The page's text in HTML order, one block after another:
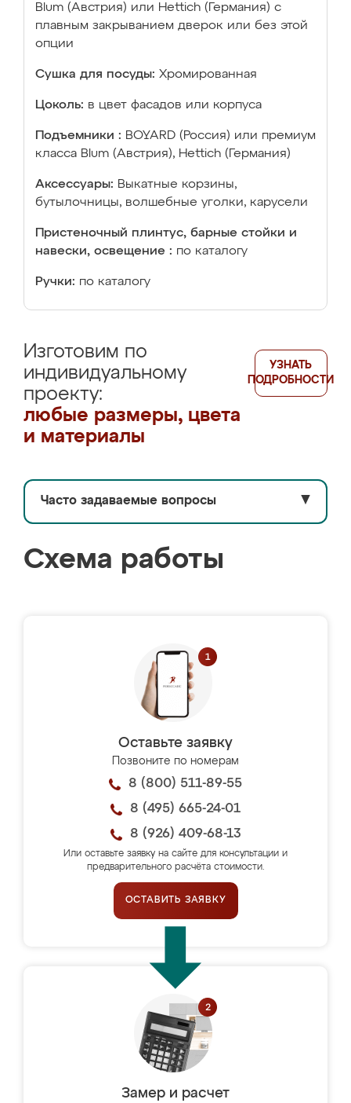
Blum (Австрия) или Hettich (Германия) с
плавным закрыванием дверок или без этой
опции
Сушка для посуды: Хромированная
Цоколь: в цвет фасадов или корпуса
Подъемники : BOYARD (Россия) или премиум
класса Blum (Австрия), Hettich (Германия)
Аксессуары: Выкатные корзины,
бутылочницы, волшебные уголки, карусели
Пристеночный плинтус, барные стойки и
навески, освещение : по каталогу
Ручки: по каталогу
Изготовим по
индивидуальному
проекту:
любые размеры, цвета
и материалы
УЗНАТЬ
ПОДРОБНОСТИ
Часто задаваемые вопросы ▼
Схема работы
Оставьте заявку
Позвоните по номерам
8 (800) 511-89-55
8 (495) 665-24-01
8 (926) 409-68-13
Или оставьте заявку на сайте для консультации и
предварительного расчёта стоимости.
ОСТАВИТЬ ЗАЯВКУ
Замер и расчет